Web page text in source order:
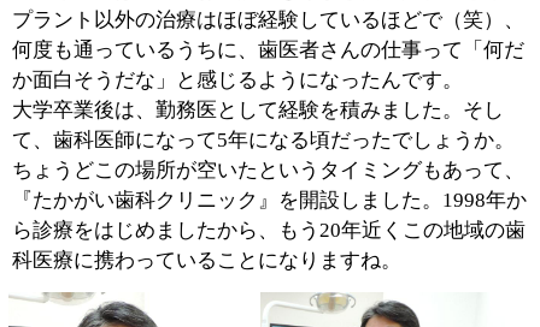
治療でさえ楽しい時間に
『たかがい歯科クリニック』は、JR「錦糸町駅」の北口
から徒歩1分のビル2階にあります。駅チカのアクセスの
よい場所ではあるものの、クリニックがある2階まで、
患者さんには階段を上っていただくことになります。
少々ご不便をおかけする分、クリニックの内部は明るい
色合いを配して、ホッとリラックスできる雰囲気に。治
療をすることは仕方ないとしても、それ以外はできるだ
け快適にと考えて、私をはじめスタッフたちも患者さん
を明るくお迎えするようにしています（笑）。
私自身、幼少期から歯科治療を苦手にしていましたし、
治療の音や薬液臭が苦手とおっしゃる方も多いもので
す。そのため、歯を削るときの音などを少しでも和らげ
てさし上げたいと、以前はヘッドフォンセットなどをご